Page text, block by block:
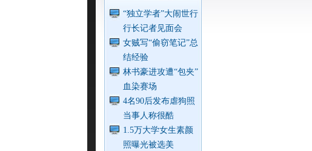
“独立学者”大闹世行
行长记者见面会
女贼写“偷窃笔记”总
结经验
林书豪进攻遭“包夹”
血染赛场
4名90后发布虐狗照
当事人称很酷
1.5万大学女生素颜
照曝光被选美